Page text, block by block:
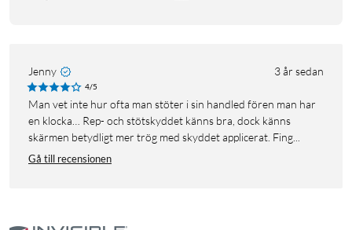
Jenny 3 år sedan
4/5
Man vet inte hur ofta man stöter i sin handled fören man har
en klocka… Rep- och stötskyddet känns bra, dock känns
skärmen betydligt mer trög med skyddet applicerat. Fing...
Gå till recensionen